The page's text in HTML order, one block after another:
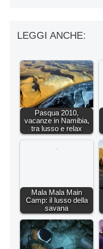
LEGGI ANCHE:
Pasqua 2010,
vacanze in Namibia,
tra lusso e relax
Mala Mala Main
Camp: il lusso della
savana